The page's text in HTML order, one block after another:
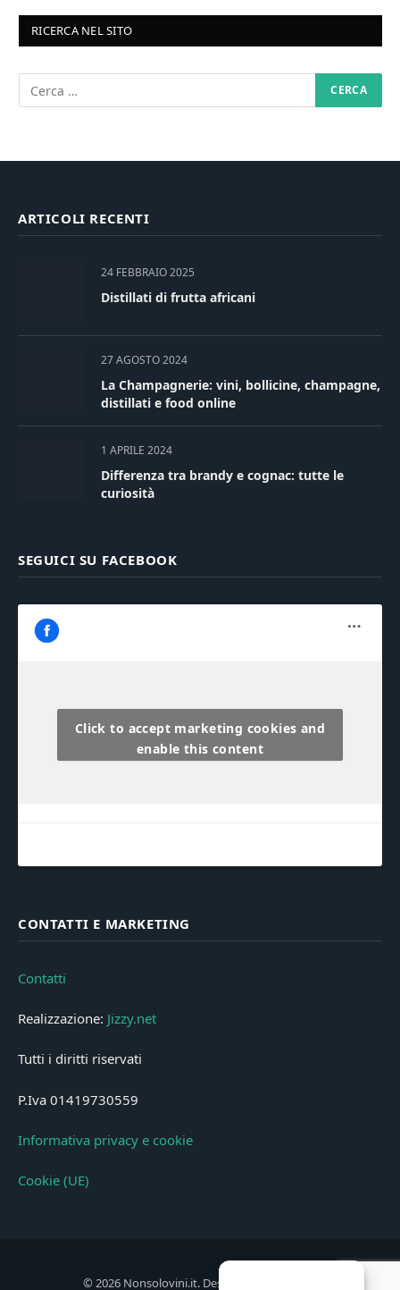
RICERCA NEL SITO
ARTICOLI RECENTI
24 FEBBRAIO 2025
Distillati di frutta africani
27 AGOSTO 2024
La Champagnerie: vini, bollicine, champagne,
distillati e food online
1 APRILE 2024
Differenza tra brandy e cognac: tutte le
curiosità
SEGUICI SU FACEBOOK
Click to accept marketing cookies and
enable this content
CONTATTI E MARKETING
Contatti
Realizzazione: Jizzy.net
Tutti i diritti riservati
P.Iva 01419730559
Informativa privacy e cookie
Cookie (UE)
© 2026 Nonsolovini.it. Designed by